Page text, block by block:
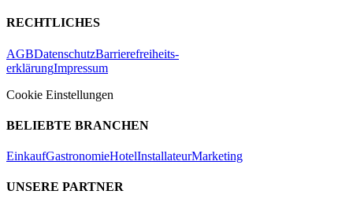
RECHTLICHES
AGBDatenschutzBarrierefreiheits-
erklärungImpressum
Cookie Einstellungen
BELIEBTE BRANCHEN
EinkaufGastronomieHotelInstallateurMarketing
UNSERE PARTNER